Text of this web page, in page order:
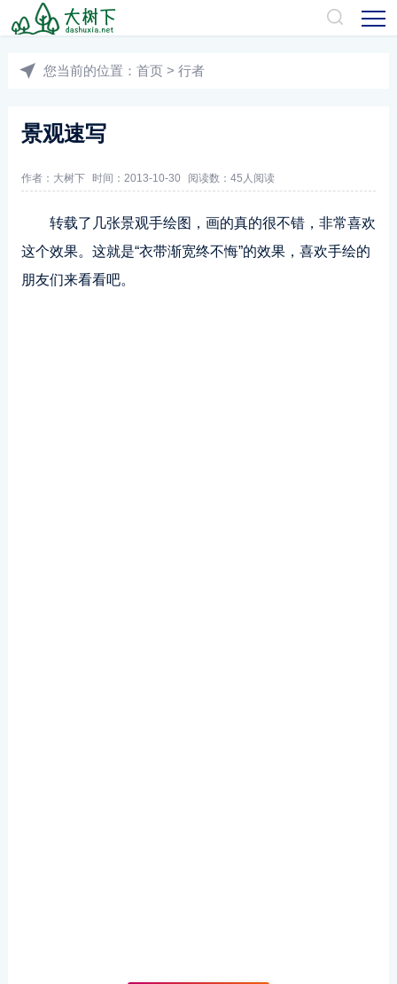
您当前的位置： 首页 > 行者
景观速写
作者： 大树下 时间：2013-10-30 阅读数： 45人阅读
转载了几张景观手绘图，画的真的很不错，非常喜欢
这个效果。这就是“衣带渐宽终不悔”的效果，喜欢手绘的
朋友们来看看吧。